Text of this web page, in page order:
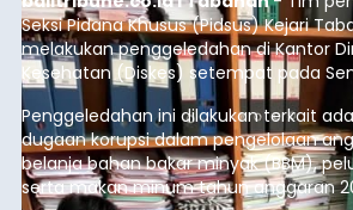
Seksi Pidana Khusus (Pidsus) Kejari
melakukan penggeledahan di Kantor
Kesehatan (Diskes) setempat pada
(10/8/2026).
Penggeledahan ini dilakukan terkait
dugaan korupsi dalam pengelolaan
belanja bahan bakar minyak (BBM),
serta makan minum tahun anggaran